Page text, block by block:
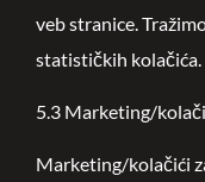
veb stranice.
statističkih kolačića.
5.3 Marketing/
Marketing/kolačići